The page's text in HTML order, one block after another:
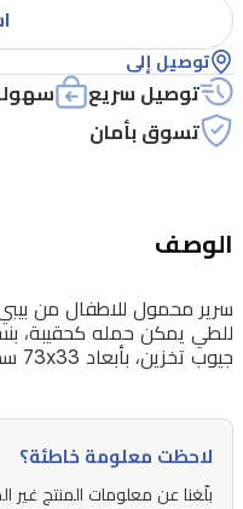
توصيل إلى
توصيل سريع
تسوق بأمان
الوصف
سرير محمول للاطفال من
للطي يمكن حمله كحقيبة،
جيوب تخزين، بأبعاد 73x33 سم، مناسب للاطفال حديثي الولادة
لاحظت معلومة خاطئة؟
بلّغنا عن معلومات المنتج